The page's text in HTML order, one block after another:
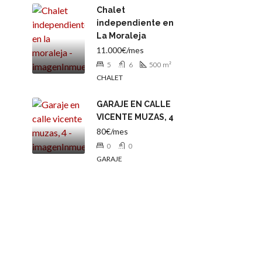
Chalet
independiente en
La Moraleja
11.000€/mes
5 6 500 m²
CHALET
GARAJE EN CALLE
VICENTE MUZAS, 4
80€/mes
0
0
GARAJE